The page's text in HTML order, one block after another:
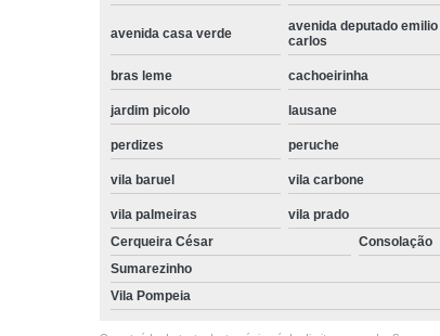
avenida casa verde
avenida deputado emilio
carlos
bras leme cachoeirinha
jardim picolo lausane
perdizes peruche
vila baruel vila carbone
vila palmeiras vila prado
Cerqueira César
Consolação
Sumarezinho
Vila Pompeia